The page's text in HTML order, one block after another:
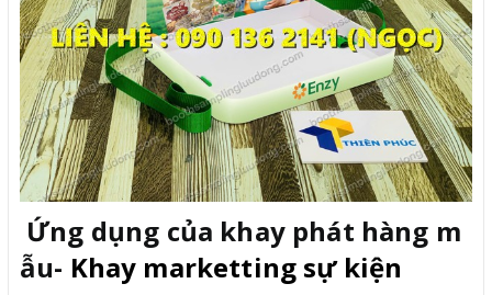
Ứng dụng của khay phát hàng m
ẫu- Khay marketting sự kiện